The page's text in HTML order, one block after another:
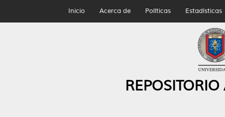
Inicio Acerca de Políticas Estadísticas